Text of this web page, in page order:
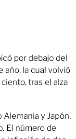
por debajo del
año, la cual volvió
tras el alza
y Japón,
El número de